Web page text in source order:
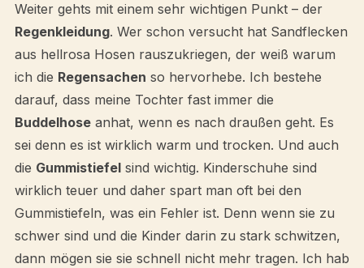
Weiter gehts mit einem sehr wichtigen Punkt – der
Regenkleidung. Wer schon versucht hat Sandflecken
aus hellrosa Hosen rauszukriegen, der weiß warum
ich die Regensachen so hervorhebe. Ich bestehe
darauf, dass meine Tochter fast immer die
Buddelhoseanhat, wenn es nach draußen geht. Es
sei denn es ist wirklich warm und trocken. Und auch
die Gummistiefelsind wichtig. Kinderschuhe sind
wirklich teuer und daher spart man oft bei den
Gummistiefeln, was ein Fehler ist. Denn wenn sie zu
schwer sind und die Kinder darin zu stark schwitzen,
dann mögen sie sie schnell nicht mehr tragen. Ich hab